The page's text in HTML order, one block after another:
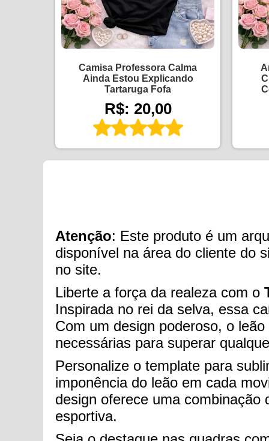
Camisa Professora Calma
Ainda Estou Explicando
Tartaruga Fofa
R$: 20,00
Atenção: Este produto é um
disponível na área do cliente do
no site.
Liberte a força da realeza com o
Inspirada no rei da selva, essa
Com um design poderoso, o
necessárias para superar
Personalize o template para
imponência do leão em cada
design oferece uma
esportiva.